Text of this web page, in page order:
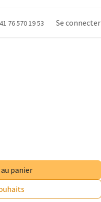
76 570 19 53 Se connecter
panier